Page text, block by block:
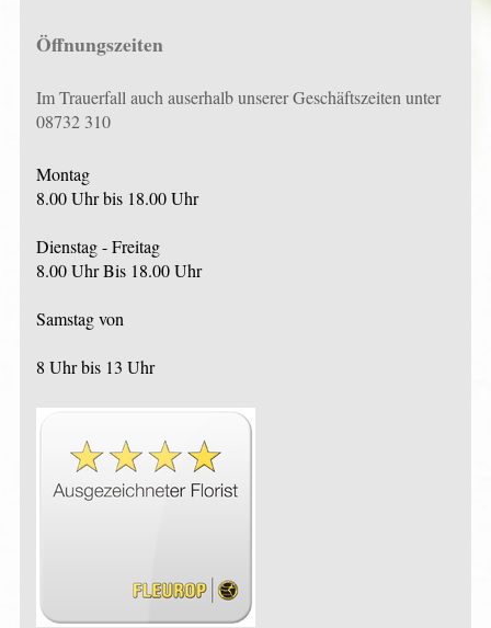
Öffnungszeiten
Im Trauerfall auch auserhalb unserer Geschäftszeiten unter
08732 310
Montag
8.00 Uhr bis 18.00 Uhr
Dienstag - Freitag
8.00 Uhr Bis 18.00 Uhr
Samstag von
8 Uhr bis 13 Uhr